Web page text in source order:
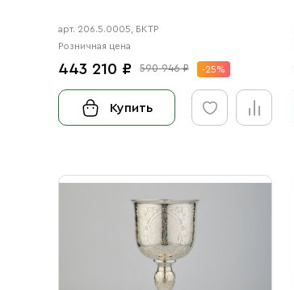
арт. 206.5.0005, БКТР
Розничная цена
443 210 ₽ 590 946 ₽ -25%
Купить